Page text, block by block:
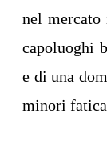
nel
capoluoghi
e di una
minori